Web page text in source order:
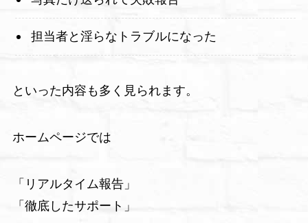
担当者と淫らなトラブルになった
といった内容も多く見られます。
ホームページでは
「リアルタイム報告」
「徹底したサポート」